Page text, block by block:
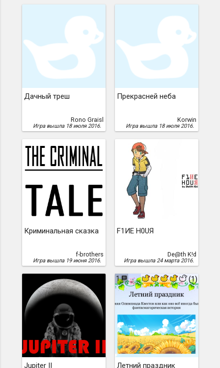
Дачный треш
Rono Graisl
Игра вышла 18 июля 2016.
Прекрасней неба
Korwin
Игра вышла 18 июля 2016.
Криминальная сказка
f-brothers
Игра вышла 19 июня 2016.
F1ИE H0UЯ
De@th K!d
Игра вышла 24 марта 2016.
Jupiter II
1 (1)
Летний праздник